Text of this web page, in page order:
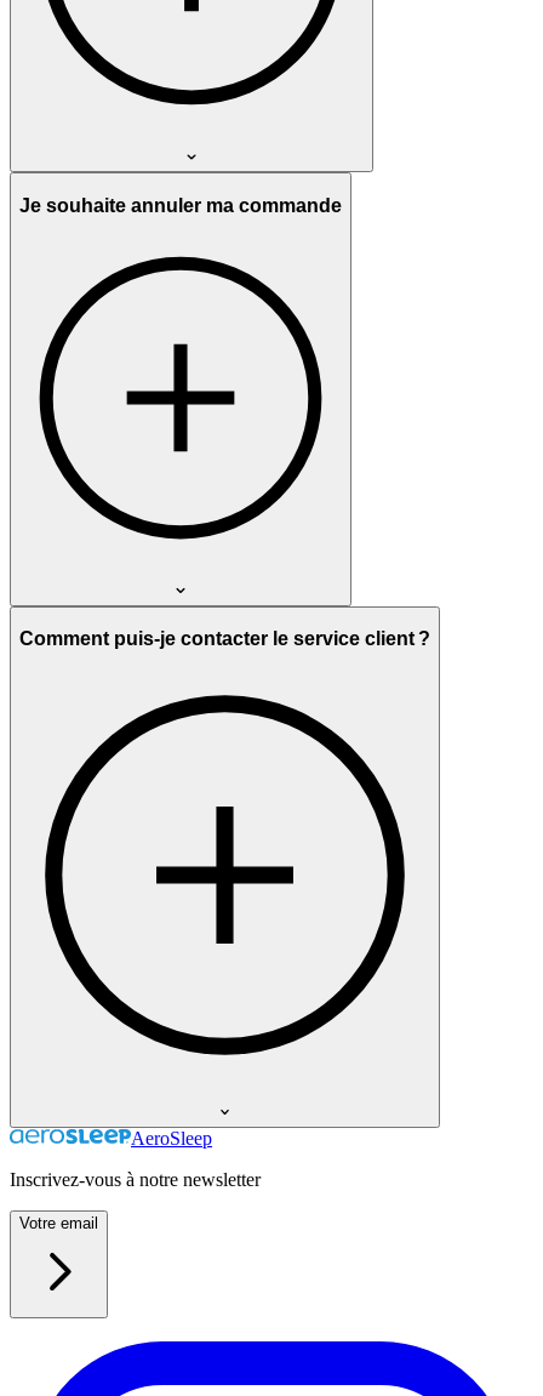
Je souhaite annuler ma commande
Comment puis-je contacter le service client ?
AeroSleep
Inscrivez-vous à notre newsletter
Votre email